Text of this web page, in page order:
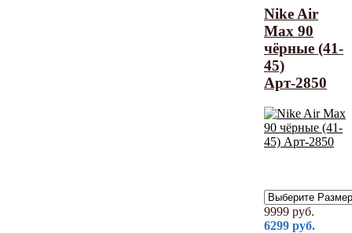
Nike Air
Max 90
чёрные (41-
45)
Арт-2850
9999 руб.
6299 руб.